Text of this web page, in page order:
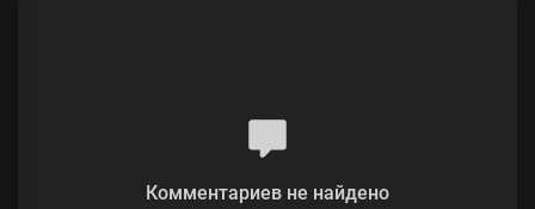
Комментариев не найдено